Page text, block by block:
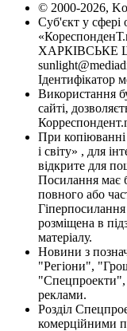
© 2000-2026,
Суб'єкт у сфері
ХАРКІВСЬКЕ
Ідентифікатор
Використання
сайті,
При копіюванні
і світу» , для
відкрите для
Посилання має
повного або
розміщена в
матеріалу.
Новини з
"Регіони",
реклами.
Розділ
комерційними